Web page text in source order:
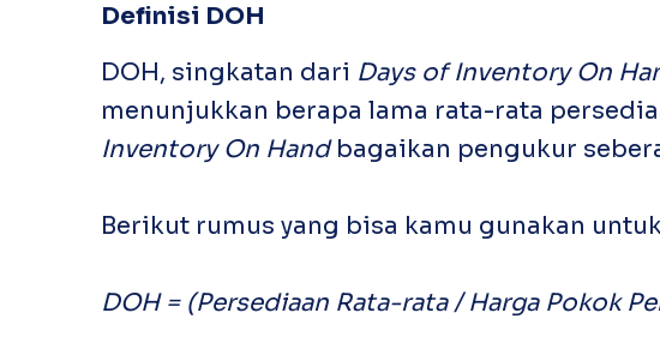
Definisi DOH
DOH, singkatan dari Days of Inventory On
menunjukkan berapa lama rata-rata
Inventory On Handbagaikan pengukur
Berikut rumus yang bisa kamu gunakan
DOH = (Persediaan Rata-rata / Harga Pokok